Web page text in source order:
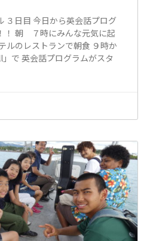
３日目 今日から英会話プログ
！ 朝 ７時にみんな元気に起
のレストランで朝食 ９時か
で 英会話プログラムがスタ